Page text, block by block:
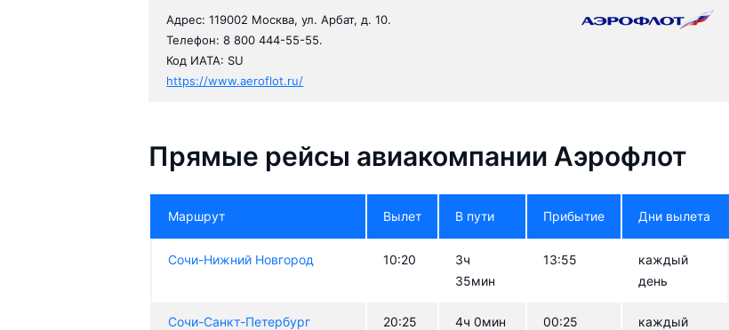
Адрес: 119002 Москва, ул. Арбат, д. 10.
Телефон: 8 800 444-55-55.
Код ИАТА: SU
https://www.aeroflot.ru/
Прямые рейсы авиакомпании Аэрофлот
Маршрут Вылет В пути Прибытие Дни вылета
Сочи-Нижний Новгород 10:20
3ч
35мин
13:55
каждый
день
Сочи-Санкт-Петербург 20:25 4ч 0мин 00:25
каждый